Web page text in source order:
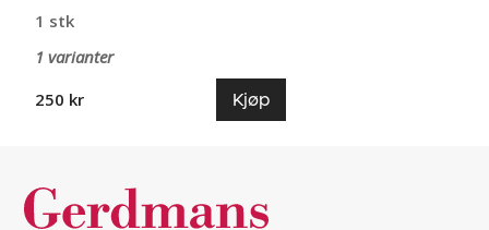
1 stk
1 varianter
250 kr
Kjøp